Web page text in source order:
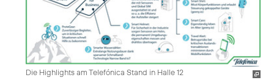
Die Highlights am Telefónica Stand in Halle 12